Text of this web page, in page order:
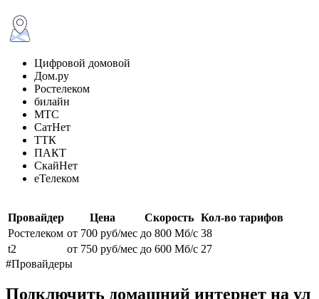
Цифровой домовой
Дом.ру
Ростелеком
билайн
МТС
СатНет
ТТК
ПАКТ
СкайНет
еТелеком
Провайдер Цена Скорость Кол-во тарифов
Ростелеком от 700 руб/мес до 800 Мб/с 38
t2
от 750 руб/мес до 600 Мб/с 27
#Провайдеры
Подключить домашний интернет на ул